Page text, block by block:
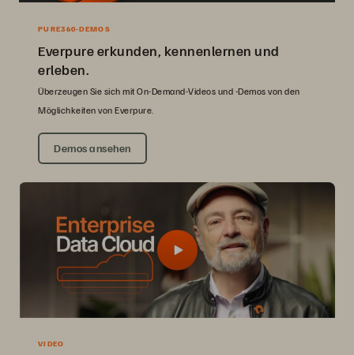
PURE360-DEMOS
Everpure erkunden, kennenlernen und
erleben.
Überzeugen Sie sich mit On-Demand-Videos und -Demos von den
Möglichkeiten von Everpure.
Demos ansehen
VIDEO